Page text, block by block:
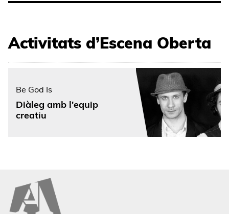
Activitats d’Escena Oberta
Be God Is
Diàleg amb l'equip
creatiu